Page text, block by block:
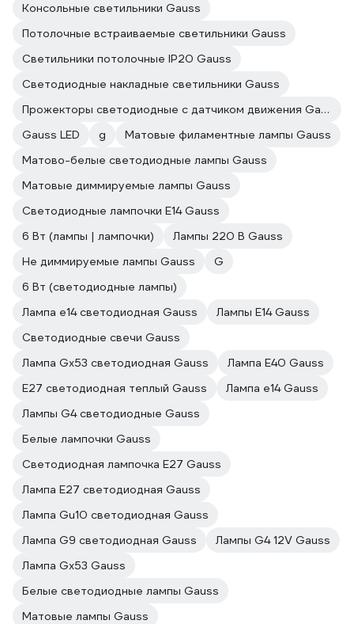
Консольные светильники Gauss
Потолочные встраиваемые светильники Gauss
Светильники потолочные IP20 Gauss
Светодиодные накладные светильники Gauss
Прожекторы светодиодные с датчиком движения Gauss
Gauss LED
g
Матовые филаментные лампы Gauss
Матово-белые светодиодные лампы Gauss
Матовые диммируемые лампы Gauss
Светодиодные лампочки E14 Gauss
6 Вт (лампы | лампочки)
Лампы 220 В Gauss
Не диммируемые лампы Gauss
G
6 Вт (светодиодные лампы)
Лампа е14 светодиодная Gauss
Лампы E14 Gauss
Светодиодные свечи Gauss
Лампа Gx53 светодиодная Gauss
Лампа E40 Gauss
E27 светодиодная теплый Gauss
Лампа е14 Gauss
Лампы G4 светодиодные Gauss
Белые лампочки Gauss
Светодиодная лампочка E27 Gauss
Лампа E27 светодиодная Gauss
Лампа Gu10 светодиодная Gauss
Лампа G9 светодиодная Gauss
Лампы G4 12V Gauss
Лампа Gx53 Gauss
Белые светодиодные лампы Gauss
Матовые лампы Gauss